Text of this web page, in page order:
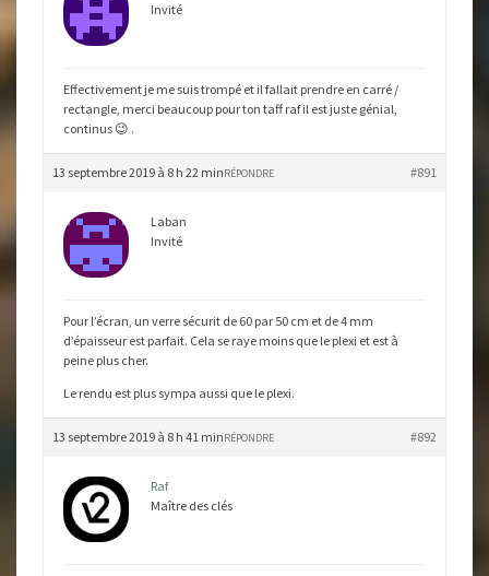
Invité
Effectivement je me suis trompé et il fallait prendre en carré /
rectangle, merci beaucoup pour ton taff raf il est juste génial,
continus 😉 .
13 septembre 2019 à 8 h 22 min #891
RÉPONDRE
Laban
Invité
Pour l’écran, un verre sécurit de 60 par 50 cm et de 4 mm
d’épaisseur est parfait. Cela se raye moins que le plexi et est à
peine plus cher.
Le rendu est plus sympa aussi que le plexi.
13 septembre 2019 à 8 h 41 min #892
RÉPONDRE
Raf
Maître des clés